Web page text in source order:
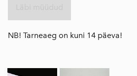
NB! Tarneaeg on kuni 14 päeva!